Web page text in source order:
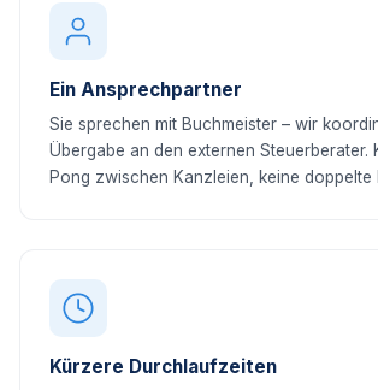
Ein Ansprechpartner
Sie sprechen mit Buchmeister – wir
Übergabe an den externen Steuerberater.
Pong zwischen Kanzleien, keine doppelte
Kürzere Durchlaufzeiten